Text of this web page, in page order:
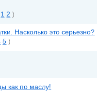
1 2 )
Насколько это серьезно?
5 )
как по маслу!